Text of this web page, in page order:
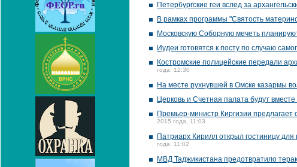
Петербургские геи вслед за
В рамках программы "Святость
Московскую Соборную мечеть
Иудеи готовятся к посту по случаю
Костромские полицейские передали
года, 12:30
На месте рухнувшей в Омске казармы
Церковь и Счетная палата будут
Премьер-министр Киргизии предлагает
2015 года, 11:03
Патриарх Кирилл открыл гостиницу
года, 11:02
МВД Таджикистана предотвратило